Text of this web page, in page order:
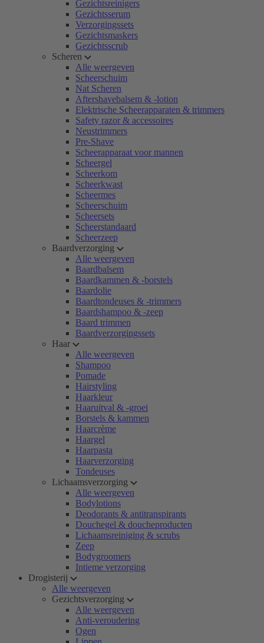
Gezichtsreinigers
Gezichtsserum
Verzorgingssets
Gezichtsmaskers
Gezichtsscrub
Scheren
Alle weergeven
Scheerschuim
Nat Scheren
Aftershavebalsem & -lotion
Elektrische Scheerapparaten & trimmers
Safety razor & accessoires
Neustrimmers
Pre-Shave
Scheerapparaat voor mannen
Scheergel
Scheerkom
Scheerkwast
Scheermes
Scheerschuim
Scheersets
Scheerstandaard
Scheerzeep
Baardverzorging
Alle weergeven
Baardbalsem
Baardkammen & -borstels
Baardolie
Baardtondeuses & -trimmers
Baardshampoo & -zeep
Baard trimmen
Baardverzorgingssets
Haar
Alle weergeven
Shampoo
Pomade
Hairstyling
Haarkleur
Haaruitval & -groei
Borstels & kammen
Haarcrème
Haargel
Haarpasta
Haarverzorging
Tondeuses
Lichaamsverzorging
Alle weergeven
Bodylotions
Deodorants & antitranspirants
Douchegel & doucheproducten
Lichaamsreiniging & scrubs
Zeep
Bodygroomers
Intieme verzorging
Drogisterij
Alle weergeven
Gezichtsverzorging
Alle weergeven
Anti-veroudering
Ogen